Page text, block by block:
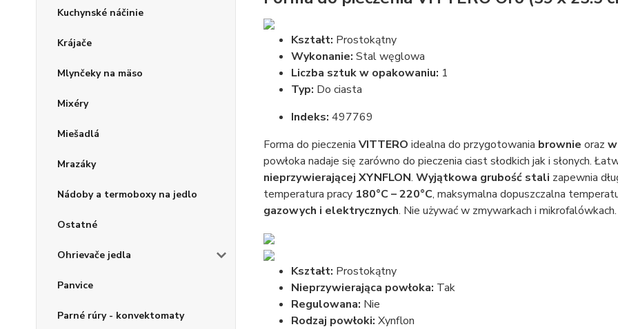
Kuchynské náčinie
Krájače
Mlynčeky na mäso
Mixéry
Miešadlá
Mrazáky
Nádoby a termoboxy na jedlo
Ostatné
Ohrievače jedla
Panvice
Parné rúry - konvektomaty
Kształt: Prostokątny
Wykonanie: Stal węglowa
Liczba sztuk w opakowaniu: 1
Typ: Do ciasta
Indeks: 497769
Forma do pieczenia VITTERO idealna do przygotowania brownie oraz
powłoka nadaje się zarówno do pieczenia ciast słodkich jak i słonych.
nieprzywierającej XYNFLON. Wyjątkowa grubość stali zapewnia
temperatura pracy 180°C – 220°C, maksymalna dopuszczalna
gazowych i elektrycznych. Nie używać w zmywarkach i mikrofalówkach.
Kształt: Prostokątny
Nieprzywierająca powłoka: Tak
Regulowana: Nie
Rodzaj powłoki: Xynflon